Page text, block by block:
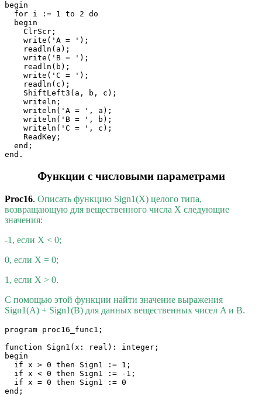
begin
  for i := 1 to 2 do
  begin
    ClrScr;
    write('A = ');
    readln(a);
    write('B = ');
    readln(b);
    write('C = ');
    readln(c);
    ShiftLeft3(a, b, c);
    writeln;
    writeln('A = ', a);
    writeln('B = ', b);
    writeln('C = ', c);
    ReadKey;
  end;
end.
Функции с числовыми параметрами
Proc16. Описать функцию Sign1(X) целого типа,
возвращающую для вещественного числа X следующие
значения:
-1, если X < 0;
0, если X = 0;
1, если X > 0.
С помощью этой функции найти значение выражения
Sign1(A) + Sign1(B) для данных вещественных чисел A и B.
program proc16_func1;
function Sign1(x: real): integer;
begin
  if x > 0 then Sign1 := 1;
  if x < 0 then Sign1 := -1;
  if x = 0 then Sign1 := 0
end;